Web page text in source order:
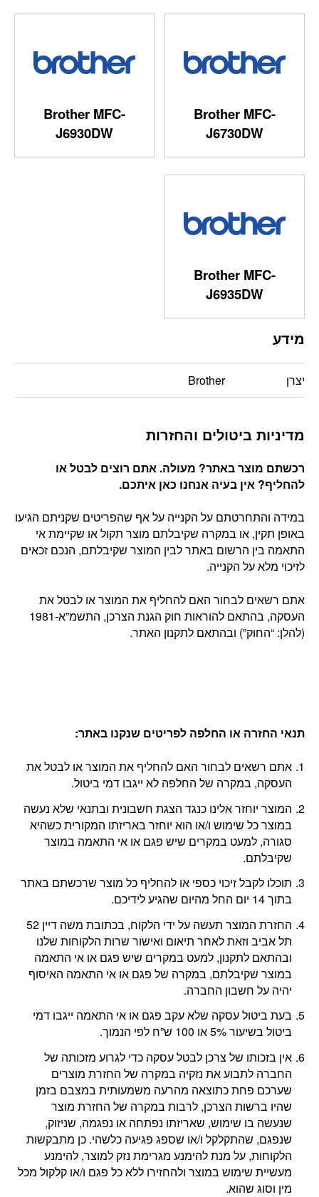
Brother MFC-
J6730DW
Brother MFC-
J6930DW
Brother MFC-
J6935DW
מידע
יצרן Brother
מדיניות ביטולים והחזרות
רכשתם מוצר באתר? מעולה. אתם רוצים לבטל או
להחליף? אין בעיה אנחנו כאן איתכם.
במידה והתחרטתם על הקנייה על אף שהפריטים שקניתם הגיעו
באופן תקין, או במקרה שקיבלתם מוצר תקול או שקיימת אי
התאמה בין הרשום באתר לבין המוצר שקיבלתם, הנכם זכאים
לזיכוי מלא על הקנייה.
אתם רשאים לבחור האם להחליף את המוצר או לבטל את
העסקה, בהתאם להוראות חוק הגנת הצרכן, התשמ”א-1981
(להלן: “החוק”) ובהתאם לתקנון האתר.
תנאי החזרה או החלפה לפריטים שנקנו באתר:
אתם רשאים לבחור האם להחליף את המוצר או לבטל את
העסקה, במקרה של החלפה לא ייגבו דמי ביטול.
המוצר יוחזר אלינו כנגד הצגת חשבונית ובתנאי שלא נעשה
במוצר כל שימוש ו/או הוא יוחזר באריזתו המקורית כשהיא
סגורה, למעט במקרים שיש פגם או אי התאמה במוצר
שקיבלתם.
תוכלו לקבל זיכוי כספי או להחליף כל מוצר שרכשתם באתר
בתוך 14 יום החל מהיום שהגיע לידיכם.
החזרת המוצר תעשה על ידי הלקוח, בכתובת משה דיין 52
תל אביב וזאת לאחר תיאום ואישור שרות הלקוחות שלנו
ובהתאם לתקנון, למעט במקרים שיש פגם או אי התאמה
במוצר שקיבלתם, במקרה של פגם או אי התאמה האיסוף
יהיה על חשבון החברה.
בעת ביטול עסקה שלא עקב פגם או אי התאמה ייגבו דמי
ביטול בשיעור 5% או 100 ש”ח לפי הנמוך.
אין בזכותו של צרכן לבטל עסקה כדי לגרוע מזכותה של
החברה לתבוע את נזקיה במקרה של החזרת מוצרים
שערכם פחת כתוצאה מהרעה משמעותית במצבם בזמן
שהיו ברשות הצרכן, לרבות במקרה של החזרת מוצר
שנעשה בו שימוש, שאריזתו נפתחה או נפגמה, שניזוק,
שנפגם, שהתקלקל ו/או שספג פגיעה כלשהי. כן מתבקשות
הלקוחות, על מנת להימנע מגרימת נזק למוצר, להימנע
מעשיית שימוש במוצר ולהחזירו ללא כל פגם ו/או קלקול מכל
מין וסוג שהוא.